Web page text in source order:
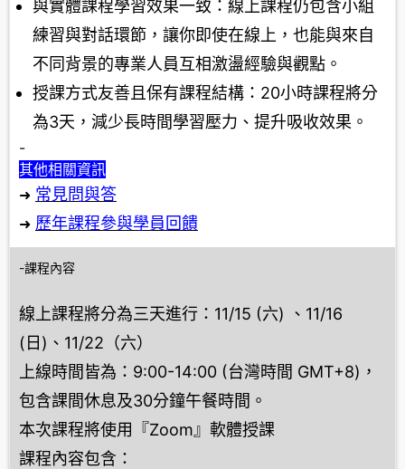
與實體課程學習效果一致：線上課程仍包含小組
練習與對話環節，讓你即使在線上，也能與來自
不同背景的專業人員互相激盪經驗與觀點。
授課方式友善且保有課程結構：20小時課程將分
為3天，減少長時間學習壓力、提升吸收效果。
-
其他相關資訊
➜ 常見問與答
➜ 歷年課程參與學員回饋
-課程內容
線上課程將分為三天進行：11/15 (六) 、11/16
(日)、11/22（六）
上線時間皆為：9:00-14:00 (台灣時間 GMT+8)，
包含課間休息及30分鐘午餐時間。
本次課程將使用『Zoom』軟體授課
課程內容包含：